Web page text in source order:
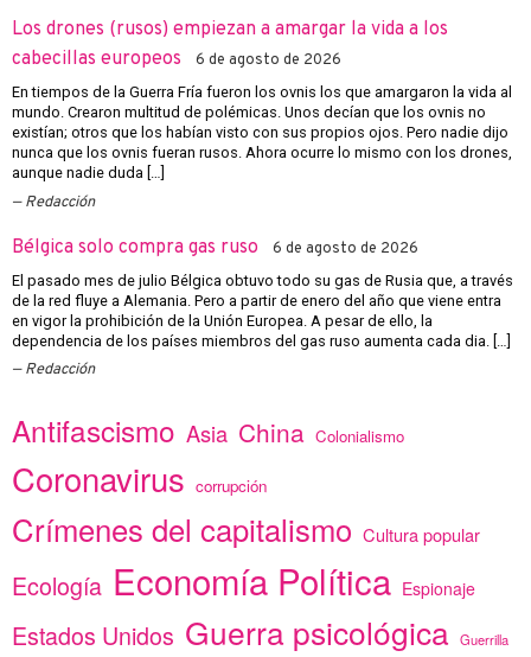
Los drones (rusos) empiezan a amargar la vida a los
cabecillas europeos
6 de agosto de 2026
En tiempos de la Guerra Fría fueron los ovnis los que amargaron la vida al
mundo. Crearon multitud de polémicas. Unos decían que los ovnis no
existían; otros que los habían visto con sus propios ojos. Pero nadie dijo
nunca que los ovnis fueran rusos. Ahora ocurre lo mismo con los drones,
aunque nadie duda […]
Redacción
Bélgica solo compra gas ruso 6 de agosto de 2026
El pasado mes de julio Bélgica obtuvo todo su gas de Rusia que, a través
de la red fluye a Alemania. Pero a partir de enero del año que viene entra
en vigor la prohibición de la Unión Europea. A pesar de ello, la
dependencia de los países miembros del gas ruso aumenta cada dia. […]
Redacción
Antifascismo Asia China Colonialismo
Coronavirus corrupción
Crímenes del capitalismo Cultura popular
Ecología Economía Política Espionaje
Estados Unidos Guerra psicológica Guerrilla